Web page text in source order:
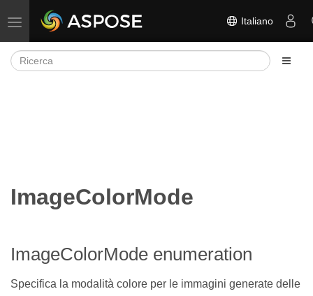
Attiva/disattiva la navigazione Italiano
ImageColorMode
ImageColorMode enumeration
Specifica la modalità colore per le immagini generate delle